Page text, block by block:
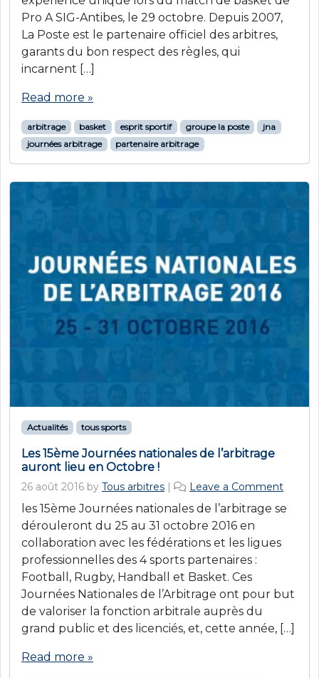
Pro A SIG-Antibes, le 29 octobre. Depuis 2007,
La Poste est le partenaire officiel des arbitres,
garants du bon respect des règles, qui
incarnent […]
Read more »
arbitrage basket esprit sportif groupe la poste
jna
journées arbitrage
partenaire arbitrage
Actualités tous sports
Les 15ème Journées nationales de l’arbitrage
auront lieu en Octobre !
26 août 2016 by Tous arbitres | Leave a Comment
les 15ème Journées nationales de l’arbitrage se
dérouleront du 25 au 31 octobre 2016 en
collaboration avec les fédérations et les ligues
professionnelles des 4 sports partenaires :
Football, Rugby, Handball et Basket. Ces
Journées Nationales de l’Arbitrage ont pour but
de valoriser la fonction arbitrale auprès du
grand public et des licenciés, et, cette année, […]
Read more »